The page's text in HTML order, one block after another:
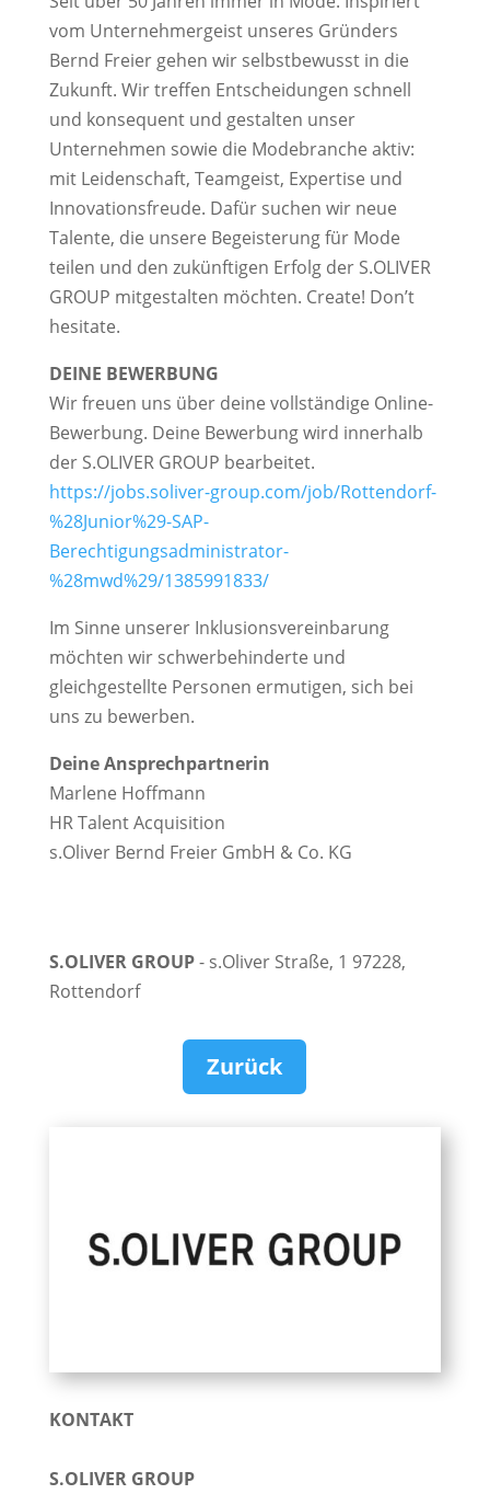
vom Unternehmergeist unseres Gründers
Bernd Freier gehen wir selbstbewusst in die
Zukunft. Wir treffen Entscheidungen schnell
und konsequent und gestalten unser
Unternehmen sowie die Modebranche aktiv:
mit Leidenschaft, Teamgeist, Expertise und
Innovationsfreude. Dafür suchen wir neue
Talente, die unsere Begeisterung für Mode
teilen und den zukünftigen Erfolg der S.OLIVER
GROUP mitgestalten möchten. Create! Don’t
hesitate.
DEINE BEWERBUNG
Wir freuen uns über deine vollständige Online-
Bewerbung. Deine Bewerbung wird innerhalb
der S.OLIVER GROUP bearbeitet.
https://jobs.soliver-group.com/job/Rottendorf-
%28Junior%29-SAP-
Berechtigungsadministrator-
%28mwd%29/1385991833/
Im Sinne unserer Inklusionsvereinbarung
möchten wir schwerbehinderte und
gleichgestellte Personen ermutigen, sich bei
uns zu bewerben.
Deine Ansprechpartnerin
Marlene Hoffmann
HR Talent Acquisition
s.Oliver Bernd Freier GmbH & Co. KG
S.OLIVER GROUP- s.Oliver Straße, 1 97228,
Rottendorf
Zurück
KONTAKT
S.OLIVER GROUP